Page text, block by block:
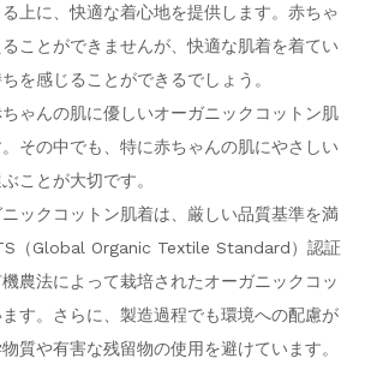
上に、快適な着心地を提供します。赤ちゃ
ことができませんが、快適な肌着を着てい
を感じることができるでしょう。
ゃんの肌に優しいオーガニックコットン肌
その中でも、特に赤ちゃんの肌にやさしい
ことが大切です。
ックコットン肌着は、厳しい品質基準を満
（Global Organic Textile Standard）認証
農法によって栽培されたオーガニックコッ
ます。さらに、製造過程でも環境への配慮が
質や有害な残留物の使用を避けています。